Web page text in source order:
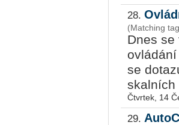
28.
(Matching
Dnes
se
skalních
Čtvrtek, 14
29.